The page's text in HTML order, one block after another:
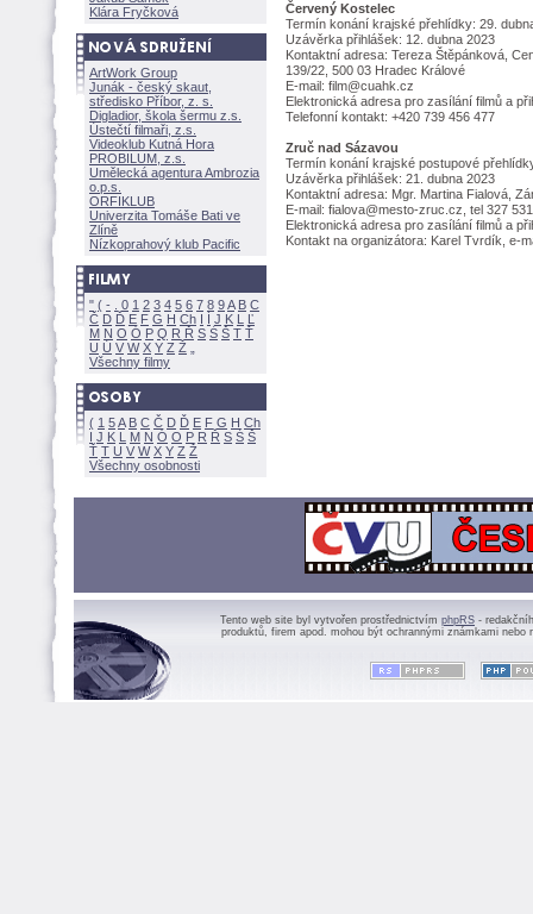
Klára Fryčkov
ArtWork Group
Junák - český skaut,
středisko Příbor, z. s.
Digladior, škola šermu z.s.
Ústečtí filmaři, z.s.
Videoklub Kutná Hora
PROBILUM, z.s.
Umělecká agentura Ambrozia
o.p.s.
ORFIKLUB
Univerzita Tomáše Bati ve
Zlíně
Nízkoprahový klub Pacific
" ( - 0 1 2 3 4 5 6 7 8 9A B C
Č D Ď E F G H Ch I Í J K L
Ľ
M N O Ó P Q R Ř S Ś T Ť
U Ú V W X Y Z
Všechny filmy
( 1 5A B C Č D Ď E F G H Ch
I J K L M N Ó O P R Ř S Ś
Ť T U V W X Y Z
Všechny osobnosti
Červený Kostelec
Termín konání krajské přehlídky: 29.
Uzávěrka přihlášek: 12. dubna 2023
Kontaktní adresa: Tereza Štěpánková,
139/22, 500 03 Hradec Králové
E-mail: film@cuahk.cz
Elektronická adresa pro zasílání filmů a
Telefonní kontakt: +420 739 456 477
Zruč nad Sázavou
Termín konání krajské postupové
Uzávěrka přihlášek: 21. dubna 2023
Kontaktní adresa: Mgr. Martina Fialová,
E-mail: fialova@mesto-zruc.cz, tel 327
Elektronická adresa pro zasílání filmů a
Kontakt na organizátora: Karel Tvrdík, e-
Tento web site byl vytvořen prostřednictvím phpRS -
produktů, firem apod. mohou být ochrannými známkami